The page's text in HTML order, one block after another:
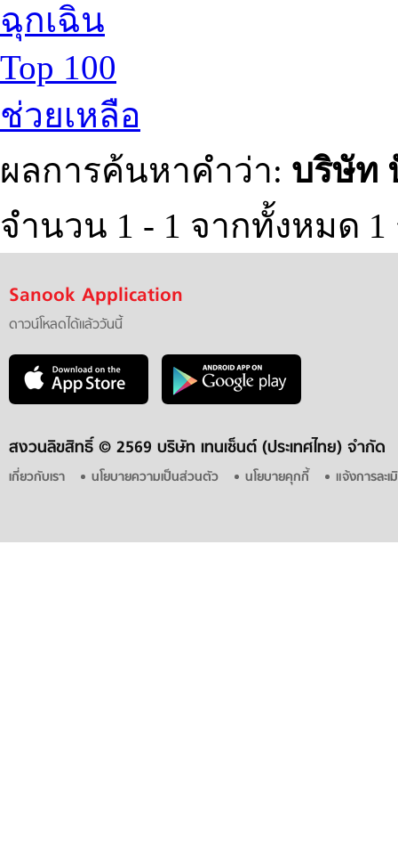
ฉุกเฉิน
Top 100
ช่วยเหลือ
ผลการค้นหาคำว่า: บริษัท
จำนวน 1 - 1 จากทั้งหมด
Sanook Application
ดาวน์โหลดได้แล้ววันนี้
สงวนลิขสิทธิ์ © 2569 บริษัท เทนเซ็นต์ (ประเทศไทย) จำกัด
เกี่ยวกับเรา นโยบายความเป็นส่วนตัว นโยบายคุกกี้ แจ้งการละ